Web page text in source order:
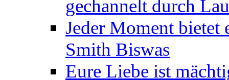
gechannelt durch
Jeder Moment bietet
Smith Biswas
Eure Liebe ist